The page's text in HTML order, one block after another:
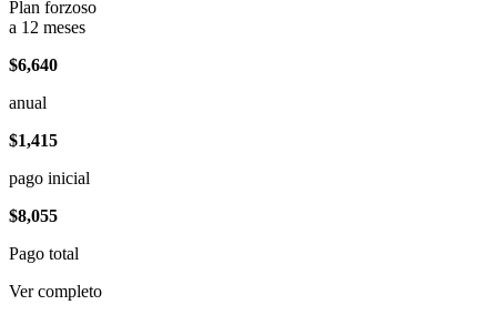
Plan forzoso
a 12 meses
$6,640
anual
$1,415
pago inicial
$8,055
Pago total
Ver completo